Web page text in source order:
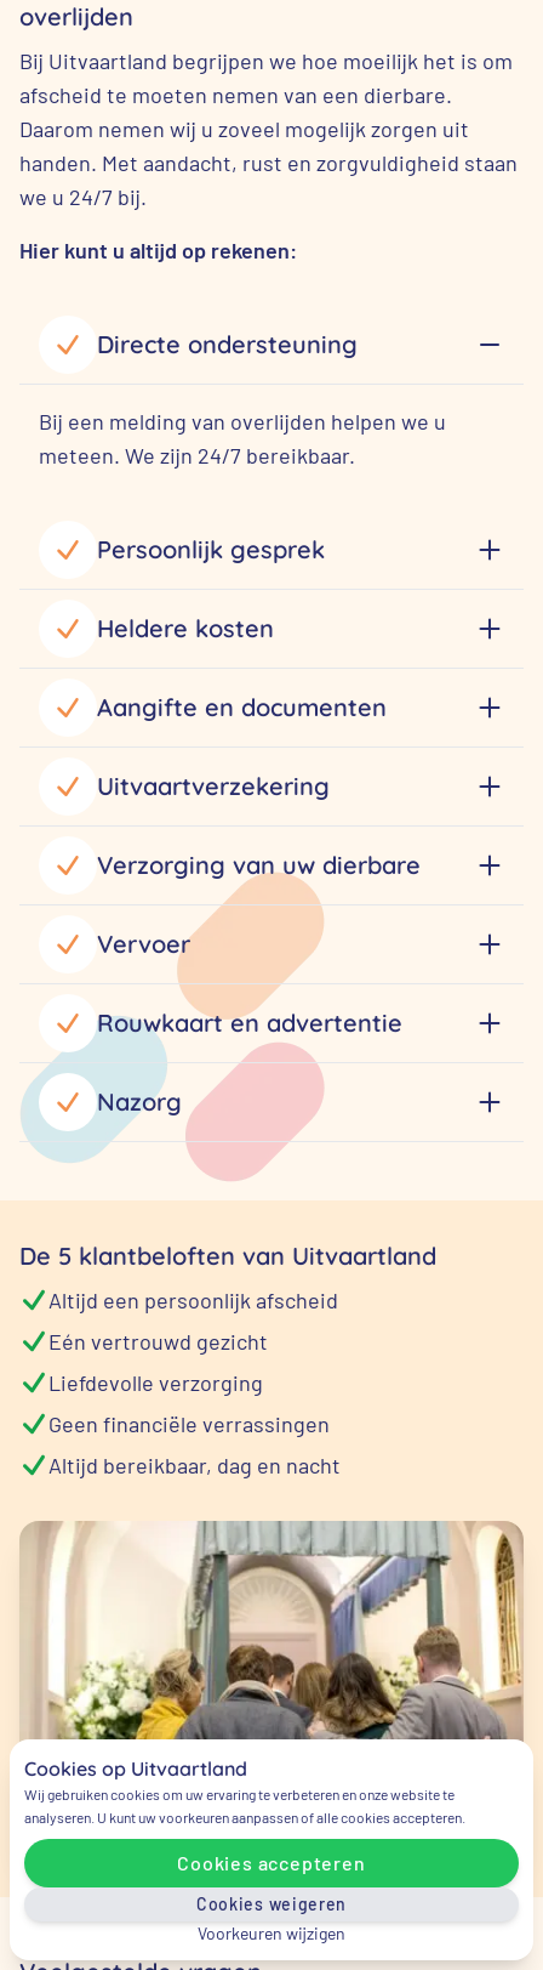
overlijden
Bij Uitvaartland begrijpen we hoe moeilijk het is om
afscheid te moeten nemen van een dierbare.
Daarom nemen wij u zoveel mogelijk zorgen uit
handen. Met aandacht, rust en zorgvuldigheid staan
we u 24/7 bij.
Hier kunt u altijd op rekenen:
Directe ondersteuning
Bij een melding van overlijden helpen we u
meteen. We zijn 24/7 bereikbaar.
Persoonlijk gesprek
Heldere kosten
Aangifte en documenten
Uitvaartverzekering
Verzorging van uw dierbare
Vervoer
Rouwkaart en advertentie
Nazorg
De 5 klantbeloften van Uitvaartland
Altijd een persoonlijk afscheid
Eén vertrouwd gezicht
Liefdevolle verzorging
Geen financiële verrassingen
Altijd bereikbaar, dag en nacht
Cookies op Uitvaartland
Wij gebruiken cookies om uw ervaring te verbeteren en onze website te
analyseren. U kunt uw voorkeuren aanpassen of alle cookies accepteren.
Cookies accepteren
Cookies weigeren
Voorkeuren wijzigen